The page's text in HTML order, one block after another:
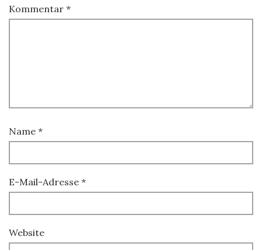
Kommentar *
Name *
E-Mail-Adresse *
Website